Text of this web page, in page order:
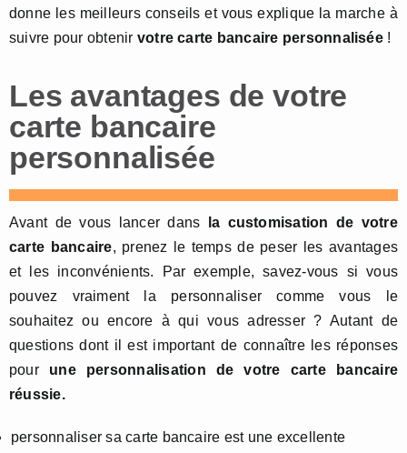
donne les meilleurs conseils et vous explique la marche à
suivre pour obtenir votre carte bancaire personnalisée!
Les avantages de votre
carte bancaire
personnalisée
Avant de vous lancer dans
la customisation de votre
carte bancaire, prenez le temps de peser les avantages
et les inconvénients. Par exemple, savez-vous si vous
pouvez vraiment la personnaliser comme vous le
souhaitez ou encore à qui vous adresser ? Autant de
questions dont il est important de connaître les réponses
pour une personnalisation de votre carte bancaire
réussie.
personnaliser sa carte bancaire est une excellente